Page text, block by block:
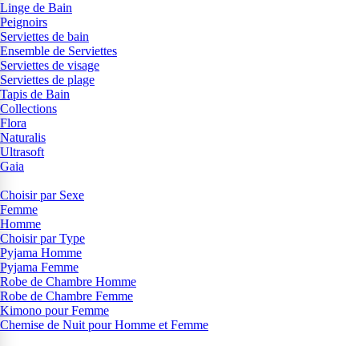
Linge de Bain
Peignoirs
Serviettes de bain
Ensemble de Serviettes
Serviettes de visage
Serviettes de plage
Tapis de Bain
Collections
Flora
Naturalis
Ultrasoft
Gaia
Choisir par Sexe
Femme
Homme
Choisir par Type
Pyjama Homme
Pyjama Femme
Robe de Chambre Homme
Robe de Chambre Femme
Kimono pour Femme
Chemise de Nuit pour Homme et Femme